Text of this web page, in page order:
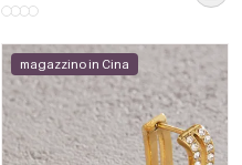
magazzino in Cina